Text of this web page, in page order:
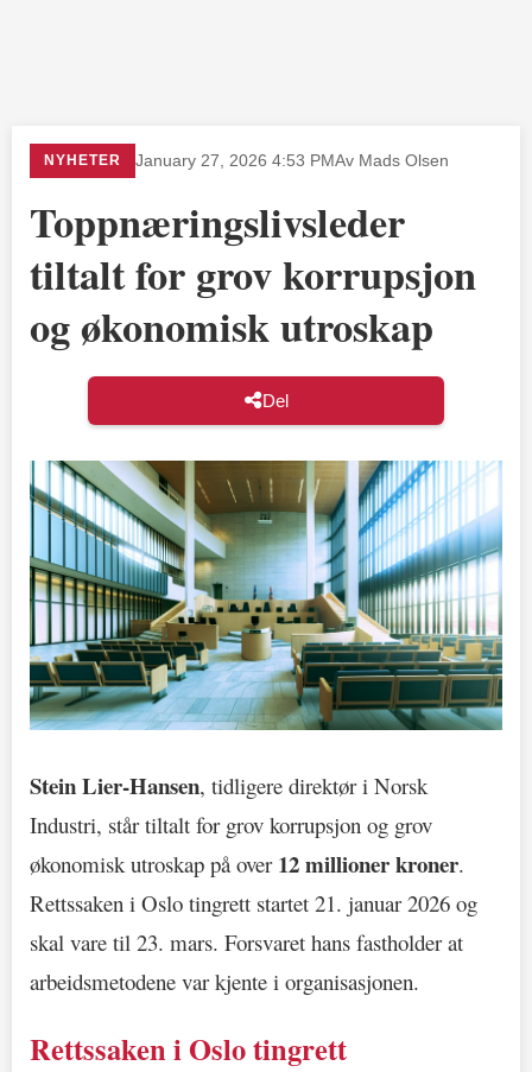
NYHETER January 27, 2026 4:53 PMAv Mads Olsen
Toppnæringslivsleder
tiltalt for grov korrupsjon
og økonomisk utroskap
Del
Stein Lier-Hansen, tidligere direktør i Norsk
Industri, står tiltalt for grov korrupsjon og grov
økonomisk utroskap på over 12 millioner kroner.
Rettssaken i Oslo tingrett startet 21. januar 2026 og
skal vare til 23. mars. Forsvaret hans fastholder at
arbeidsmetodene var kjente i organisasjonen.
Rettssaken i Oslo tingrett